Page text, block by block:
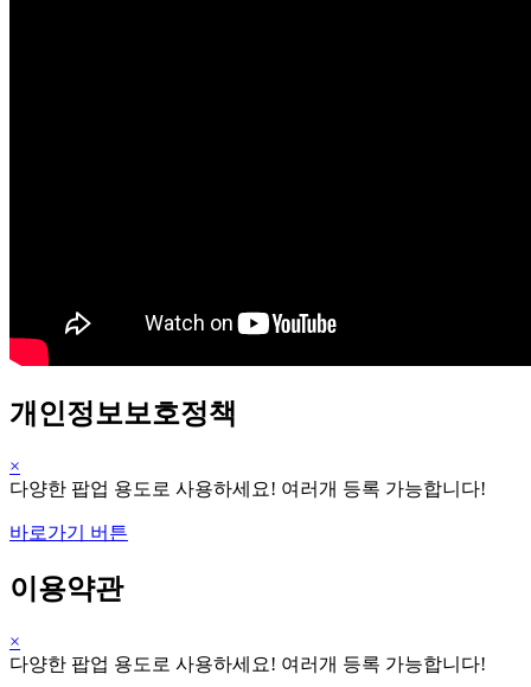
개인정보보호정책
×
다양한 팝업 용도로 사용하세요! 여러개 등록 가능합니다!
바로가기 버튼
이용약관
×
다양한 팝업 용도로 사용하세요! 여러개 등록 가능합니다!